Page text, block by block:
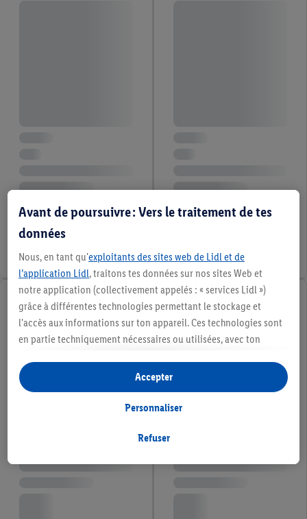
Avant de poursuivre : Vers le traitement de tes
données
Nous, en tant qu'exploitants des sites web de Lidl et de
l’application Lidl, traitons tes données sur nos sites Web et
notre application (collectivement appelés : « services Lidl »)
grâce à différentes technologies permettant le stockage et
l'accès aux informations sur ton appareil. Ces technologies sont
en partie techniquement nécessaires ou utilisées, avec ton
statistiques ou la publicité personnalisée à l'intérieur et à
l'extérieur des services Lidl. Si tu es membre du programme Lidl
Plus, des données relatives à ton comportement d'achat en
Sous « Personnaliser », tu peux autoriser certaines finalités
données.
Refuser
Personnaliser
Accepter